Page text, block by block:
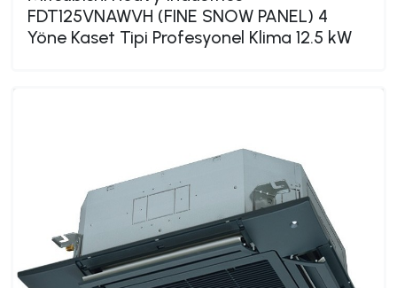
FDT125VNAWVH (FINE SNOW PANEL) 4
Yöne Kaset Tipi Profesyonel Klima 12.5 kW